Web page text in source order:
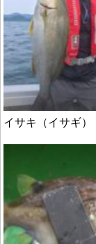
イサキ（イサギ）